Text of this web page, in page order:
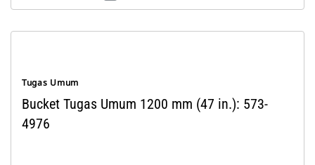
Tugas Umum
Bucket Tugas Umum 1200 mm (47 in.): 573-
4976